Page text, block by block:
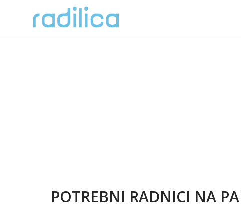
POTREBNI RADNICI NA